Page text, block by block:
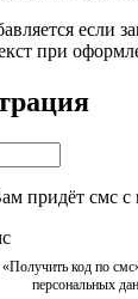
если
при
придёт смс с
код по
персональных